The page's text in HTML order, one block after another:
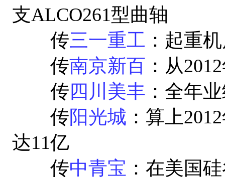
支ALCO261型曲轴
传三一重工 ：起重
传南京新百 ：从
传四川美丰 ：全年
传阳光城 ：算上
达11亿
传中青宝 ：在美国